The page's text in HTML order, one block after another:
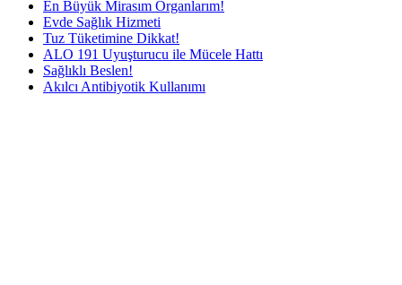
En Büyük Mirasım Organlarım!
Evde Sağlık Hizmeti
Tuz Tüketimine Dikkat!
ALO 191 Uyuşturucu ile Mücele Hattı
Sağlıklı Beslen!
Akılcı Antibiyotik Kullanımı